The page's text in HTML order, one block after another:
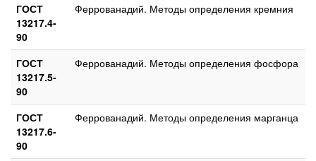
ГОСТ
13217.4-
90
Феррованадий. Методы определения кремния
ГОСТ
13217.5-
90
Феррованадий. Методы определения фосфора
ГОСТ
13217.6-
90
Феррованадий. Методы определения марганца